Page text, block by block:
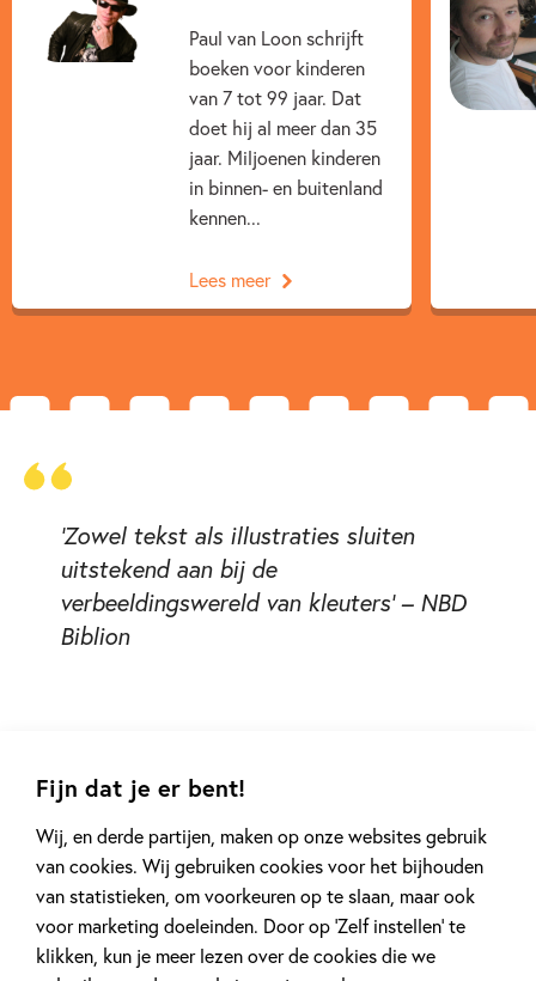
Fijn dat je er bent!
Wij, en derde partijen, maken op onze websites gebruik
van cookies. Wij gebruiken cookies voor het bijhouden
van statistieken, om voorkeuren op te slaan, maar ook
voor marketing doeleinden. Door op ‘Zelf instellen’ te
klikken, kun je meer lezen over de cookies die we
Paul van Loon schrijft
boeken voor kinderen
van 7 tot 99 jaar. Dat
doet hij al meer dan 35
jaar. Miljoenen kinderen
in binnen- en buitenland
kennen...
Lees meer
'Zowel tekst als illustraties sluiten
uitstekend aan bij de
verbeeldingswereld van kleuters' – NBD
Biblion
Gerelateerde artikelen
Kinderpanel Kinderpanel